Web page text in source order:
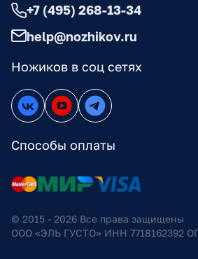
Ножиков в соц сетях
Способы оплаты
+7 (495) 268-13-34
help@nozhikov.ru
© 2015 - 2026 Все права защищены
ООО «ЭЛЬ ГУСТО» ИНН 7718162392